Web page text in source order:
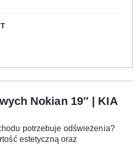
Nokian 19″ | KIA
potrzebuje odświeżenia?
estetyczną oraz